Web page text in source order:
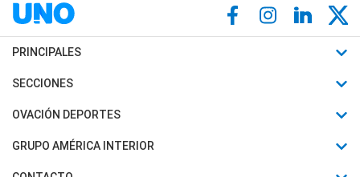
PRINCIPALES
Últimas Noticias
Política
SECCIONES
Horóscopo
Motores
OVACIÓN DEPORTES
Fútbol
Mundial
GRUPO AMÉRICA INTERIOR